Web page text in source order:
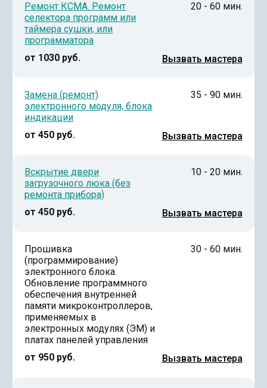
Ремонт КСМА. Ремонт
селектора программ или
таймера сушки, или
программатора
от 1030 руб.
20 - 60 мин.
Вызвать мастера
Замена (ремонт)
электронного модуля, блока
индикации
от 450 руб.
35 - 90 мин.
Вызвать мастера
Вскрытие двери
загрузочного люка (без
ремонта прибора)
от 450 руб.
10 - 20 мин.
Вызвать мастера
Прошивка
(программирование)
электронного блока.
Обновление программного
обеспечения внутренней
памяти микроконтроллеров,
применяемых в
электронных модулях (ЭМ) и
платах панелей управления
от 950 руб.
30 - 60 мин.
Вызвать мастера